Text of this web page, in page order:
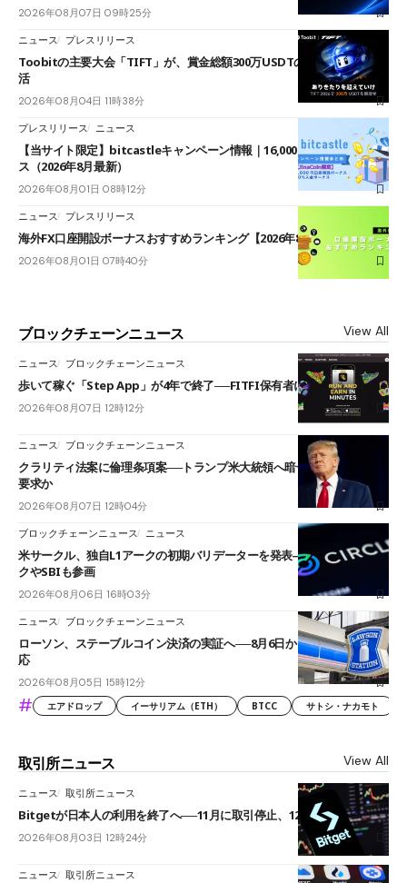
2026年08月07日 09時25分
ニュース プレスリリース
Toobitの主要大会「TIFT」が、賞金総額300万USDTのレースとして復
活
2026年08月04日 11時38分
プレスリリース ニュース
【当サイト限定】bitcastleキャンペーン情報｜16,000円口座開設ボーナ
ス（2026年8月最新）
2026年08月01日 08時12分
ニュース プレスリリース
海外FX口座開設ボーナスおすすめランキング【2026年8月最新】
2026年08月01日 07時40分
ブロックチェーンニュース View All
ニュース ブロックチェーンニュース
歩いて稼ぐ「Step App」が4年で終了──FITFI保有者に対応呼びかけ
2026年08月07日 12時12分
ニュース ブロックチェーンニュース
クラリティ法案に倫理条項案──トランプ米大統領へ暗号資産事業の売却
要求か
2026年08月07日 12時04分
ブロックチェーンニュース ニュース
米サークル、独自L1アークの初期バリデーターを発表――ブラックロッ
クやSBIも参画
2026年08月06日 16時03分
ニュース ブロックチェーンニュース
ローソン、ステーブルコイン決済の実証へ──8月6日からJPYCやUSDC対
応
2026年08月05日 15時12分
# エアドロップ イーサリアム（ETH） BTCC サトシ・ナカモト
取引所ニュース View All
ニュース 取引所ニュース
Bitgetが日本人の利用を終了へ──11月に取引停止、12月末に強制決済
2026年08月03日 12時24分
ニュース 取引所ニュース